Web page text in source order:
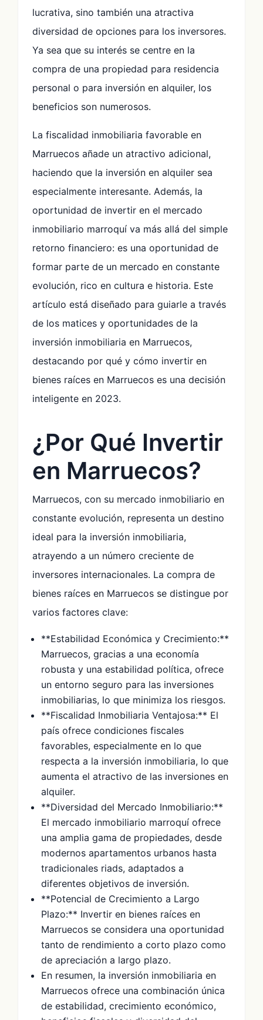
lucrativa, sino también una atractiva
diversidad de opciones para los inversores.
Ya sea que su interés se centre en la
compra de una propiedad para residencia
personal o para inversión en alquiler, los
beneficios son numerosos.
La fiscalidad inmobiliaria favorable en
Marruecos añade un atractivo adicional,
haciendo que la inversión en alquiler sea
especialmente interesante. Además, la
oportunidad de invertir en el mercado
inmobiliario marroquí va más allá del simple
retorno financiero: es una oportunidad de
formar parte de un mercado en constante
evolución, rico en cultura e historia. Este
artículo está diseñado para guiarle a través
de los matices y oportunidades de la
inversión inmobiliaria en Marruecos,
destacando por qué y cómo invertir en
bienes raíces en Marruecos es una decisión
inteligente en 2023.
¿Por Qué Invertir
en Marruecos?
Marruecos, con su mercado inmobiliario en
constante evolución, representa un destino
ideal para la inversión inmobiliaria,
atrayendo a un número creciente de
inversores internacionales. La compra de
bienes raíces en Marruecos se distingue por
varios factores clave:
**Estabilidad Económica y Crecimiento:**
Marruecos, gracias a una economía
robusta y una estabilidad política, ofrece
un entorno seguro para las inversiones
inmobiliarias, lo que minimiza los riesgos.
**Fiscalidad Inmobiliaria Ventajosa:** El
país ofrece condiciones fiscales
favorables, especialmente en lo que
respecta a la inversión inmobiliaria, lo que
aumenta el atractivo de las inversiones en
alquiler.
**Diversidad del Mercado Inmobiliario:**
El mercado inmobiliario marroquí ofrece
una amplia gama de propiedades, desde
modernos apartamentos urbanos hasta
tradicionales riads, adaptados a
diferentes objetivos de inversión.
**Potencial de Crecimiento a Largo
Plazo:** Invertir en bienes raíces en
Marruecos se considera una oportunidad
tanto de rendimiento a corto plazo como
de apreciación a largo plazo.
En resumen, la inversión inmobiliaria en
Marruecos ofrece una combinación única
de estabilidad, crecimiento económico,